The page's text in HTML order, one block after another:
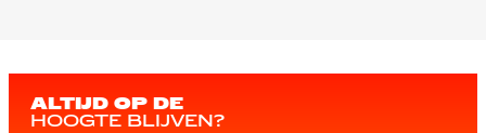
ALTIJD OP DE
HOOGTE BLIJVEN?